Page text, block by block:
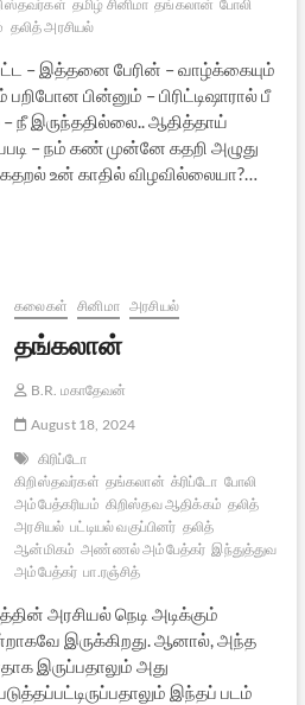
தமிழ் சினிமா தங்கலான் போலி
தலித் அரசியல்
– இத்தனை பேரின் – வாழ்க்கையும்
பறிபோன பின்னும் – பிரிட்டிஷாரால் பீ
இருந்ததில்லை.. ஆதித்தாய்
– நம் கண் முன்னே கதறி அழுது
கதறல் உன் காதில் விழவில்லையா?…
கலைகள் சினிமா அரசியல்
தங்கலான்
B.R. மகாதேவன்
August 18, 2024
கிரிப்டோ
கிறிஸ்தவர்கள் தங்கலான் க்ரிப்டோ போலி
அம்பேத்கரியம் கிறிஸ்தவ ஆதிக்கம் தலித்
அரசியல் பட்டியல் வகுப்பினர் தலித்
ஆன்மிகம் அண்ணல் அம்பேத்கர் இந்துத்துவ
அம்பேத்கர் பா.ரஞ்சித்
அரசியல் நெடி அடிக்கும்
இருக்கிறது. ஆனால், அந்த
இருப்பதாலும் அது
இந்தப் படம்